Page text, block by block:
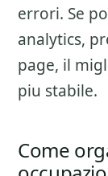
errori. Se
analytics,
page, il
piu stabile.
Come